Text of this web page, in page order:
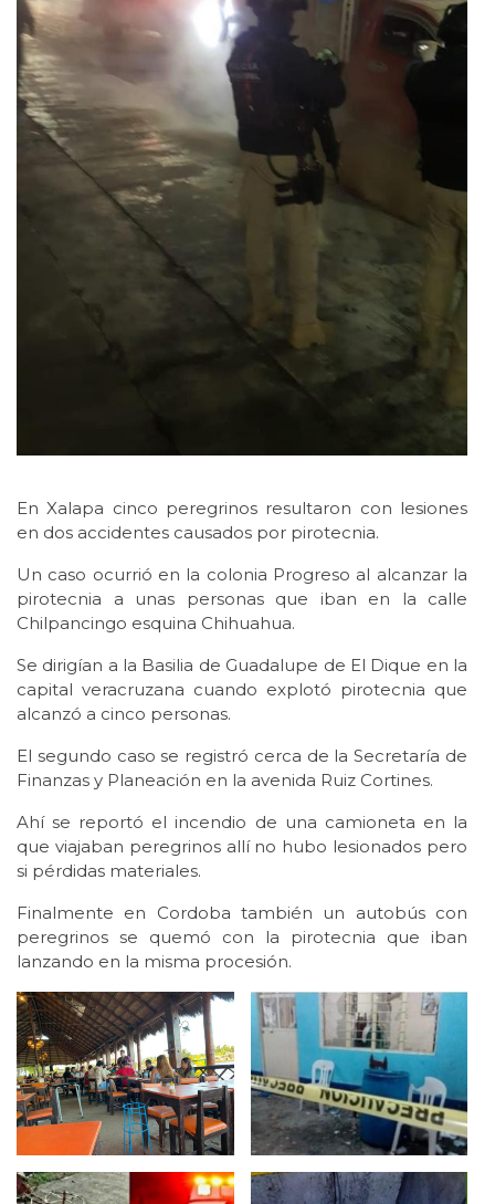
En Xalapa cinco peregrinos resultaron con lesiones
en dos accidentes causados por pirotecnia.
Un caso ocurrió en la colonia Progreso al alcanzar la
pirotecnia a unas personas que iban en la calle
Chilpancingo esquina Chihuahua.
Se dirigían a la Basilia de Guadalupe de El Dique en la
capital veracruzana cuando explotó pirotecnia que
alcanzó a cinco personas.
El segundo caso se registró cerca de la Secretaría de
Finanzas y Planeación en la avenida Ruiz Cortines.
Ahí se reportó el incendio de una camioneta en la
que viajaban peregrinos allí no hubo lesionados pero
si pérdidas materiales.
Finalmente en Cordoba también un autobús con
peregrinos se quemó con la pirotecnia que iban
lanzando en la misma procesión.